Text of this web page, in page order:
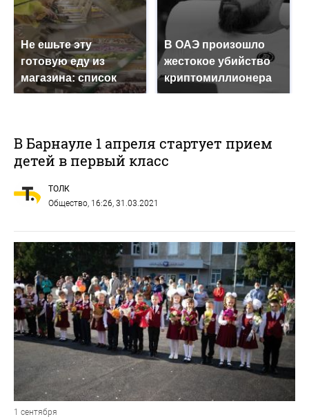
Не ешьте эту
готовую еду из
магазина: список
В ОАЭ произошло
жестокое убийство
криптомиллионера
В Барнауле 1 апреля стартует прием
детей в первый класс
ТОЛК
Общество, 16:26, 31.03.2021
1 сентября